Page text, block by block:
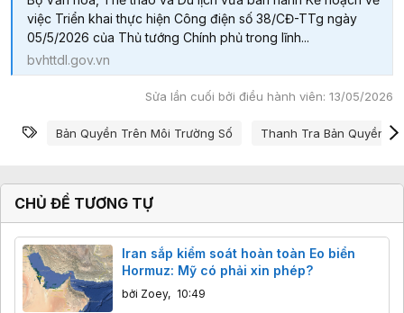
việc Triển khai thực hiện Công điện số 38/CĐ-TTg ngày
05/5/2026 của Thủ tướng Chính phủ trong lĩnh...
bvhttdl.gov.vn
Sửa lần cuối bởi điều hành viên: 13/05/2026
Từ khóa
Bản Quyền Trên Môi Trường Số Thanh Tra Bản Quyền
CHỦ ĐỀ TƯƠNG TỰ
Iran sắp kiểm soát hoàn toàn Eo biển
Hormuz: Mỹ có phải xin phép?
bởi Zoey, 10:49